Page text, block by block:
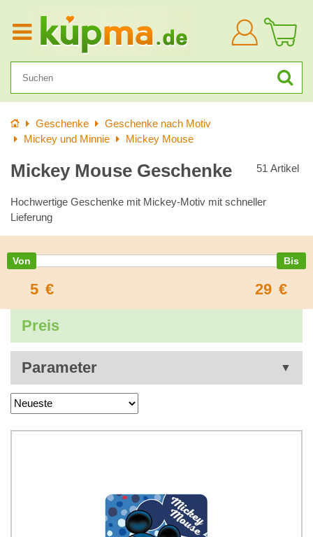
Anmelden
StartseiteGeschenke
Geschenke nach Motiv
Mickey und Minnie
Mickey Mouse
Mickey Mouse Geschenke 51 Artikel
Hochwertige Geschenke mit Mickey-Motiv mit schneller
Lieferung
5 € 29 €
Preis
Parameter